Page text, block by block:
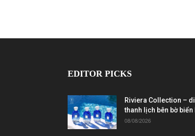
EDITOR PICKS
Riviera Collection –
thanh lịch bên bờ biển
08/08/2026